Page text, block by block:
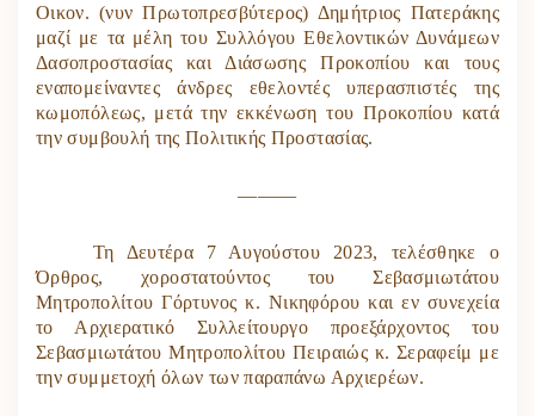
Οικον. (νυν Πρωτοπρεσβύτερος) Δημήτριος Πατεράκης
μαζί με τα μέλη του Συλλόγου Εθελοντικών Δυνάμεων
Δασοπροστασίας και Διάσωσης Προκοπίου και τους
εναπομείναντες άνδρες εθελοντές υπερασπιστές της
κωμοπόλεως, μετά την εκκένωση του Προκοπίου κατά
την συμβουλή της Πολιτικής Προστασίας.
———
Τη Δευτέρα 7 Αυγούστου 2023, τελέσθηκε ο
Όρθρος, χοροστατούντος του Σεβασμιωτάτου
Μητροπολίτου Γόρτυνος κ. Νικηφόρου και εν συνεχεία
το Αρχιερατικό Συλλείτουργο προεξάρχοντος του
Σεβασμιωτάτου Μητροπολίτου Πειραιώς κ. Σεραφείμ με
την συμμετοχή όλων των παραπάνω Αρχιερέων.